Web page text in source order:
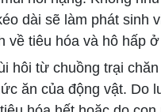
dài sẽ làm phát sinh
về tiêu hóa và hô hấp
từ chuồng trại chăn
ăn của động vật. Do